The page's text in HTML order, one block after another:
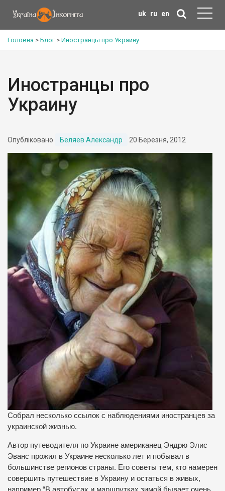
uk ru en
Головна > Блог> Иностранцы про Украину
Иностранцы про
Украину
Опубліковано Беляев Александр 20 Березня, 2012
Собрал несколько ссылок с наблюдениями иностранцев за
украинской жизнью.
Автор путеводителя по Украине американец Эндрю Элис
Эванс прожил в Украине несколько лет и побывал в
большинстве регионов страны. Его советы тем, кто намерен
совершить путешествие в Украину и остаться в живых,